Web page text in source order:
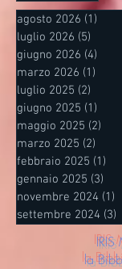
agosto 2026 (1)
luglio 2026 (5)
giugno 2026 (4)
marzo 2026 (1)
luglio 2025 (2)
giugno 2025 (1)
maggio 2025 (2)
marzo 2025 (2)
febbraio 2025 (1)
gennaio 2025 (3)
novembre 2024 (1)
settembre 2024 (3)
la